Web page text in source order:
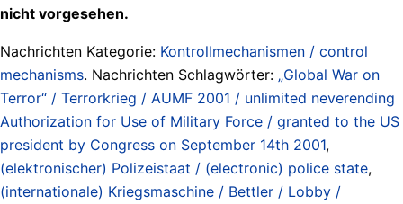
nicht vorgesehen.
Nachrichten Kategorie: Kontrollmechanismen / control
mechanisms. Nachrichten Schlagwörter: „Global War on
Terror“ / Terrorkrieg / AUMF 2001 / unlimited neverending
Authorization for Use of Military Force / granted to the US
president by Congress on September 14th 2001,
(elektronischer) Polizeistaat / (electronic) police state,
(internationale) Kriegsmaschine / Bettler / Lobby /